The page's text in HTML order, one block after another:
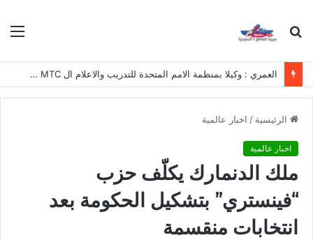
بحث
العمري : وكيلا بمنظمة الامم المتحدة للتدريب والاعلام ال UN MTC بالمملكة ودول الخليج العربي
الرئيسية / اخبار عالمية
اخبار عالمية
ملك الدنمارك يكلّف حزب
“فينستري” بتشكيل الحكومة بعد
انتخابات منقسمة